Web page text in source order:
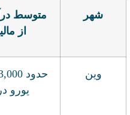
شهر
متوسط
از
وین
یورو